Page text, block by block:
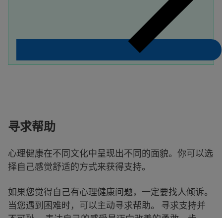
寻求帮助
心理健康在不同文化中呈现出不同的面貌。你可以选
择自己感觉舒适的方式来获得支持。
如果您觉得自己有心理健康问题，一定要找人倾诉。
当您遇到困难时，可以主动寻求帮助。 寻求支持并